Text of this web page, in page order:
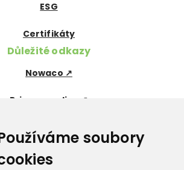
soubory
ESG
Certifikáty
Důležité odkazy
Nowaco ↗
Prima zmrzlina ↗
Pegas Premium ↗
La Panna ↗